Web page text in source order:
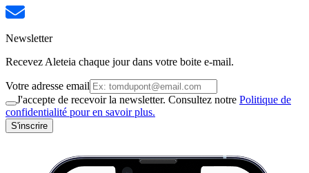
Newsletter
Recevez Aleteia chaque jour dans votre boite e-mail.
Votre adresse email
J'accepte de recevoir la newsletter. Consultez notre Politique de
confidentialité pour en savoir plus.
S'inscrire